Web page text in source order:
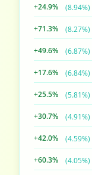
(8.94%)
+24.9%
(8.27%)
+71.3%
(6.87%)
+49.6%
(6.84%)
+17.6%
(5.81%)
+25.5%
(4.91%)
+30.7%
(4.59%)
+42.0%
(4.05%)
+60.3%